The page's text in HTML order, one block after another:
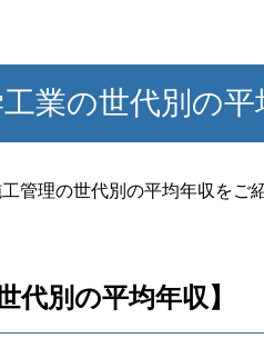
業の世代別の平
管理の世代別の平均年収をご
代別の平均年収】